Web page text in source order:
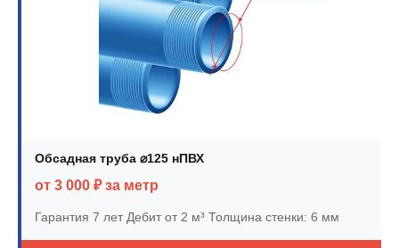
Обсадная труба ⌀125 нПВХ
от 3 000 ₽ за метр
Гарантия 7 летДебит от 2 м³ Толщина стенки: 6 мм